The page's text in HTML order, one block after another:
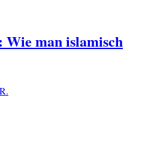
Wie man islamisch